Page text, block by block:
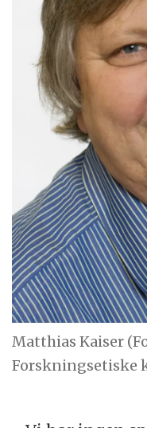
Matthias Kaiser
Forskningsetiske